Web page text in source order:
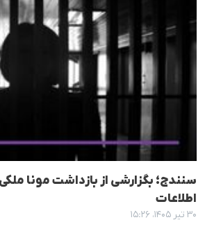
سنندج؛ بگزارشی از بازداشت مونا
اطلاعات
۳۰ تیر ۱۴۰۵، ۱۵:۲۶